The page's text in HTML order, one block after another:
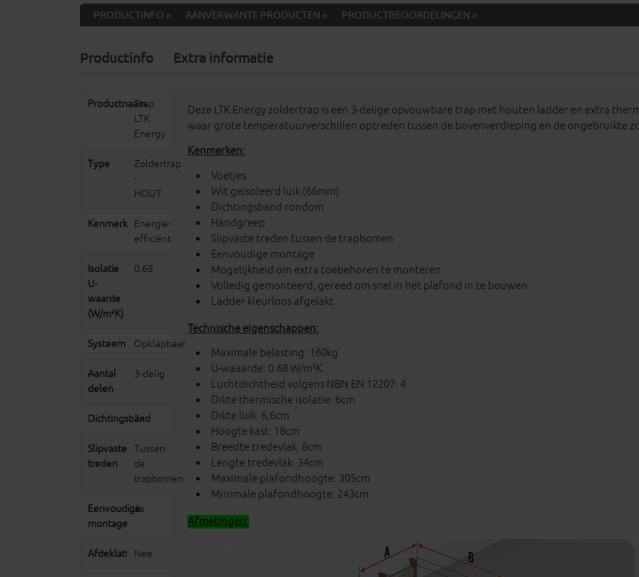
PRODUCTINFO » AANVERWANTE PRODUCTEN » PRODUCTBEOORDELINGEN »
Productinfo
Productnaam
Trap
LTK
Energy
Type
Zoldertrap
-
HOUT
Kenmerk Energie-
efficiënt
Isolatie
U-
waarde
(W/m²K)
0.68
Systeem Opklapbaar
Aantal
delen
3-delig
Dichtingsband
2x
Slipvaste
treden
Tussen
de
trapbomen
Eenvoudige
montage
Ja
AfdeklattenNee
Extra informatie
Deze LTK Energy zoldertrap is een 3-delige opvouwbare trap met houten ladder en extra
waar grote temperatuurverschillen optreden tussen de bovenverdieping en de ongebruikte
Kenmerken:
Voetjes
Wit geïsoleerd luik (66mm)
Dichtingsband rondom
Handgreep
Slipvaste treden tussen de trapbomen
Eenvoudige montage
Mogelijkheid om extra toebehoren te monteren
Volledig gemonteerd, gereed om snel in het plafond in te bouwen
Ladder kleurloos afgelakt
Technische eigenschappen:
Maximale belasting: 160kg
U-waaarde: 0.68 W/m²K
Luchtdichtheid volgens NBN EN 12207: 4
Dikte thermische isolatie: 6cm
Dikte luik: 6,6cm
Hoogte kast: 18cm
Breedte tredevlak: 8cm
Lengte tredevlak: 34cm
Maximale plafondhoogte: 305cm
Minimale plafondhoogte: 243cm
Afmetingen: